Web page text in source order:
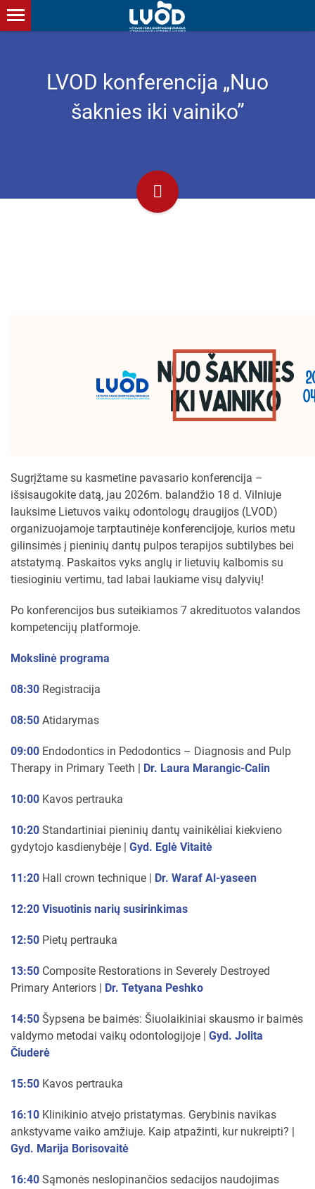
LVOD konferencija „Nuo
šaknies iki vainiko”
Sugrįžtame su kasmetine pavasario konferencija –
išsisaugokite datą, jau 2026m. balandžio 18 d. Vilniuje
lauksime Lietuvos vaikų odontologų draugijos (LVOD)
organizuojamoje tarptautinėje konferencijoje, kurios metu
gilinsimės į pieninių dantų pulpos terapijos subtilybes bei
atstatymą. Paskaitos vyks anglų ir lietuvių kalbomis su
tiesioginiu vertimu, tad labai laukiame visų dalyvių!
Po konferencijos bus suteikiamos 7 akredituotos valandos
kompetencijų platformoje.
Mokslinė programa
08:30 Registracija
08:50 Atidarymas
09:00 Endodontics in Pedodontics – Diagnosis and Pulp
Therapy in Primary Teeth | Dr. Laura Marangic-Calin
10:00 Kavos pertrauka
10:20 Standartiniai pieninių dantų vainikėliai kiekvieno
gydytojo kasdienybėje | Gyd. Eglė Vitaitė
11:20 Hall crown technique | Dr. Waraf Al-yaseen
12:20 Visuotinis narių susirinkimas
12:50 Pietų pertrauka
13:50 Composite Restorations in Severely Destroyed
Primary Anteriors | Dr. Tetyana Peshko
14:50 Šypsena be baimės: Šiuolaikiniai skausmo ir baimės
valdymo metodai vaikų odontologijoje | Gyd. Jolita
Čiuderė
15:50 Kavos pertrauka
16:10 Klinikinio atvejo pristatymas. Gerybinis navikas
ankstyvame vaiko amžiuje. Kaip atpažinti, kur nukreipti? |
Gyd. Marija Borisovaitė
16:40 Sąmonės neslopinančios sedacijos naudojimas